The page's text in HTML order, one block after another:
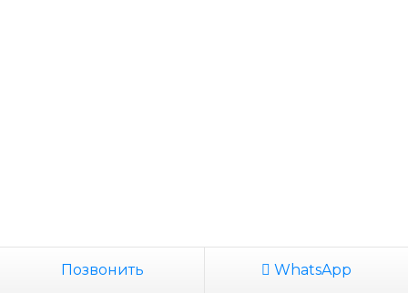
Позвонить WhatsApp